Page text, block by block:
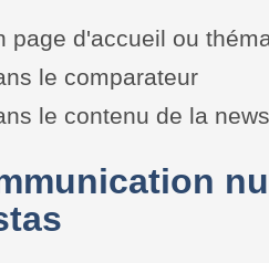
page d'accueil ou
le comparateur
le contenu de la